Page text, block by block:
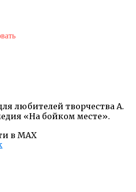
любителей творчества А.
«На бойком месте».
в MAX